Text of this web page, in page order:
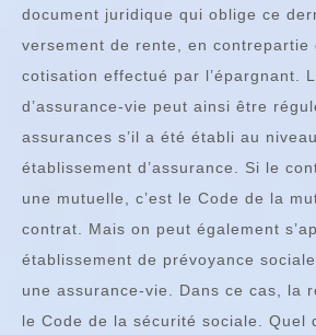
document juridique qui oblige ce
versement de rente, en contrepartie
cotisation effectué par l’épargnant.
d’assurance-vie peut ainsi être
assurances s’il a été établi au niveau
établissement d’assurance. Si le
une mutuelle, c’est le Code de la
contrat. Mais on peut également
établissement de prévoyance
une assurance-vie. Dans ce cas, la
le Code de la sécurité sociale. Quel